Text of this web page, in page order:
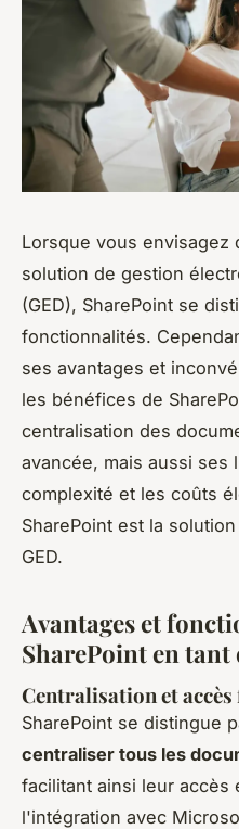
Lorsque vous envisagez
solution de gestion
(GED), SharePoint se
fonctionnalités.
ses avantages et
les bénéfices de
centralisation des
avancée, mais aussi ses
complexité et les coûts
SharePoint est la
GED.
Avantages et
SharePoint en tant
Centralisation et
SharePoint se distingue
centraliser tous les
facilitant ainsi leur accès
l'intégration avec